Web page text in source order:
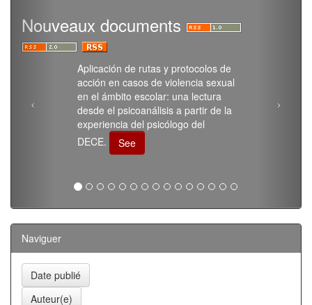
Nouveaux documents
Aplicación de rutas y protocolos de
acción en casos de violencia sexual
en el ámbito escolar: una lectura
desde el psicoanálisis a partir de la
experiencia del psicólogo del
DECE.
See
Naviguer